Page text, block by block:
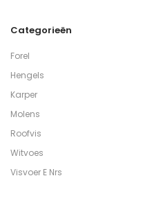
Categorieën
Forel
Hengels
Karper
Molens
Roofvis
Witvoes
Visvoer E Nrs